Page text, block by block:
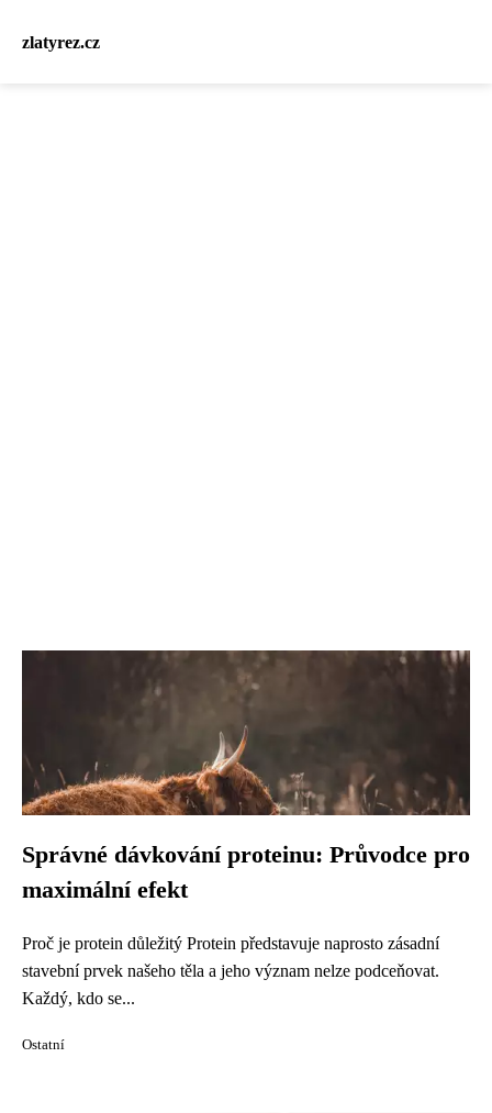
zlatyrez.cz
Správné dávkování proteinu: Průvodce pro
maximální efekt
Proč je protein důležitý Protein představuje naprosto zásadní
stavební prvek našeho těla a jeho význam nelze podceňovat.
Každý, kdo se...
Ostatní